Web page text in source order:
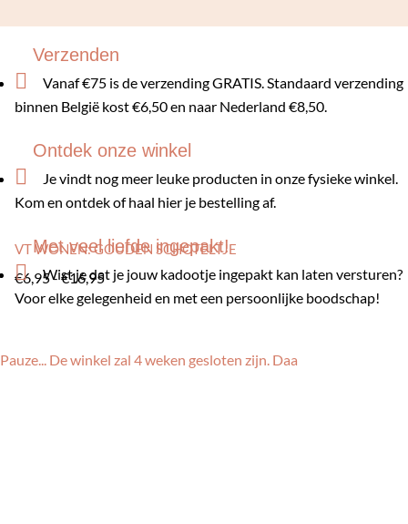
VT WONEN: GOUDEN SCHOTELTJE
€6,95- €16,95Prijsklasse:
€6,95
Verzenden

Vanaf €75 is de verzending GRATIS. Standaard verzending
binnen België kost €6,50 en naar Nederland €8,50.
Ontdek onze winkel

Je vindt nog meer leuke producten in onze fysieke winkel.
Kom en ontdek of haal hier je bestelling af.
Met veel liefde ingepakt!

Wist je dat je jouw kadootje ingepakt kan laten versturen?
Voor elke gelegenheid en met een persoonlijke boodschap!
Pauze... De winkel zal 4 weken gesloten zijn. Daa